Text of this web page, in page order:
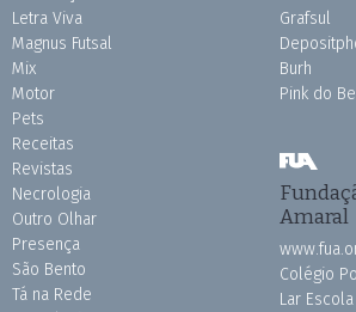
Letra Viva
Magnus Futsal
Mix
Motor
Pets
Receitas
Revistas
Necrologia
Outro Olhar
Presença
São Bento
Tá na Rede
Grafsul
Burh
Pink do
Amaral
Colégio
Lar